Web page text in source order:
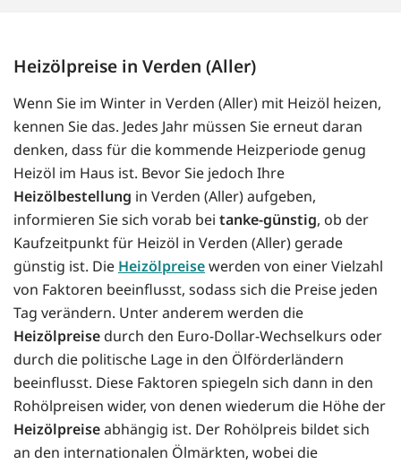
Heizölpreise in Verden (Aller)
Wenn Sie im Winter in Verden (Aller) mit Heizöl heizen,
kennen Sie das. Jedes Jahr müssen Sie erneut daran
denken, dass für die kommende Heizperiode genug
Heizöl im Haus ist. Bevor Sie jedoch Ihre
Heizölbestellung in Verden (Aller) aufgeben,
informieren Sie sich vorab bei tanke-günstig, ob der
Kaufzeitpunkt für Heizöl in Verden (Aller) gerade
günstig ist. Die Heizölpreisewerden von einer Vielzahl
von Faktoren beeinflusst, sodass sich die Preise jeden
Tag verändern. Unter anderem werden die
Heizölpreise durch den Euro-Dollar-Wechselkurs oder
durch die politische Lage in den Ölförderländern
beeinflusst. Diese Faktoren spiegeln sich dann in den
Rohölpreisen wider, von denen wiederum die Höhe der
Heizölpreiseabhängig ist. Der Rohölpreis bildet sich
an den internationalen Ölmärkten, wobei die